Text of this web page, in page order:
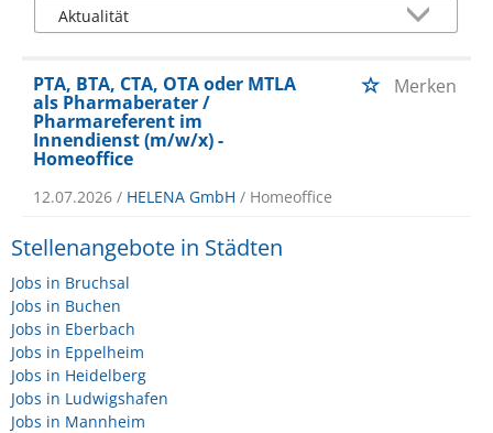
PTA, BTA, CTA, OTA oder MTLA
als Pharmaberater /
Pharmareferent im
Innendienst (m/w/x) -
Homeoffice
Merken
12.07.2026 / HELENA GmbH / Homeoffice
Stellenangebote in Städten
Jobs in Bruchsal
Jobs in Buchen
Jobs in Eberbach
Jobs in Eppelheim
Jobs in Heidelberg
Jobs in Ludwigshafen
Jobs in Mannheim